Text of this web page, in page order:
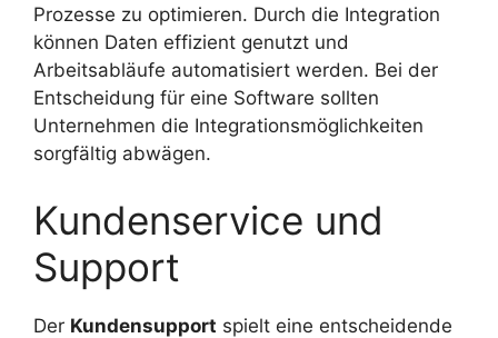
Prozesse zu optimieren. Durch die Integration
können Daten effizient genutzt und
Arbeitsabläufe automatisiert werden. Bei der
Entscheidung für eine Software sollten
Unternehmen die Integrationsmöglichkeiten
sorgfältig abwägen.
Kundenservice und
Support
Der Kundensupport spielt eine entscheidende